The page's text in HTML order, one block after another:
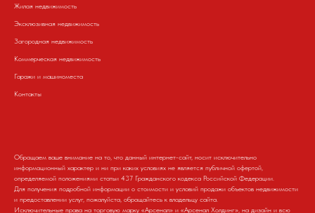
Жилая недвижимость
Эксклюзивная недвижимость
Загородная недвижимость
Коммерческая недвижимость
Гаражи и машиноместа
Контакты
Обращаем ваше внимание на то, что данный интернет-сайт, носит исключительно
информационный характер и ни при каких условиях не является публичной офертой,
определяемой положениями статьи 437 Гражданского кодекса Российской Федерации.
Для получения подробной информации о стоимости и условий продажи объектов недвижимости
и предоставлении услуг, пожалуйста, обращайтесь к владельцу сайта.
Исключительные права на торговую марку «Арсенал» и «Арсенал Холдинг», на дизайн и всю